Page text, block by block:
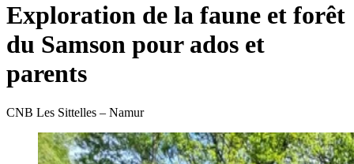
Exploration de la faune et forêt
du Samson pour ados et
parents
CNB Les Sittelles – Namur